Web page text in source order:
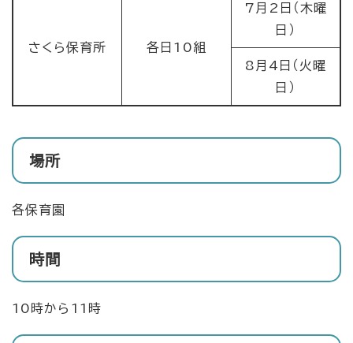
さくら保育所 各日10組
7月2日（木曜
日）
8月4日（火曜
日）
場所
各保育園
時間
10時から11時